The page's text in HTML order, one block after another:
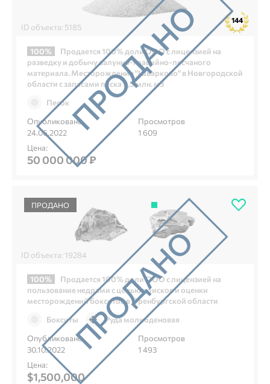
ID объекта: 5185
144
100%
Продается 100% доли ООО с лицензией на
разведку и добычу валунно-гравийно-песчаного
материала. Месторождение "Шварково" в Новгородской
области с запасами песка 9,5 млн. м3
Песок
Опубликовано
24.06.2022
Просмотров
1 609
Цена:
50 000 000 ₽
ПРОДАНО
ID объекта: 19284
100%
Продается 100% доли ООО с лицензией на
пользование недрами с целью поисков и оценки
месторождений бокситов в Оренбургской области
Бокситы
Руда молибденовая
Опубликовано
30.10.2022
Просмотров
1 493
Цена:
$1,500,000